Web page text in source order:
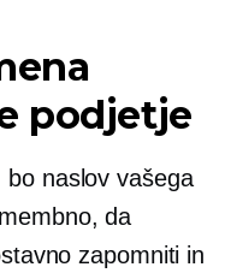
podjetje
naslov vašega
da
zapomniti in